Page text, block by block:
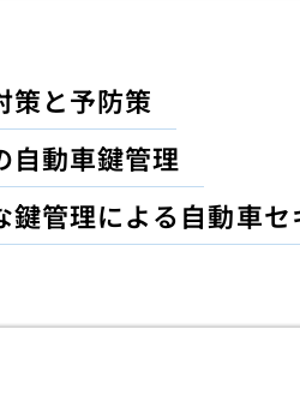
策と予防策
自動車鍵管理
鍵管理による自動車